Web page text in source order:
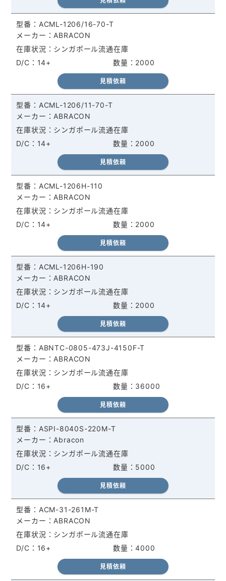
ACML-1206/16-70-T
ABRACON
2000
シンガポール流通在庫
14+
見積依頼
ACML-1206/11-70-T
ABRACON
2000
シンガポール流通在庫
14+
見積依頼
ACML-1206H-110
ABRACON
2000
シンガポール流通在庫
14+
見積依頼
ACML-1206H-190
ABRACON
2000
シンガポール流通在庫
14+
見積依頼
ABNTC-0805-473J-4150F-T
ABRACON
36000
シンガポール流通在庫
16+
見積依頼
ASPI-8040S-220M-T
Abracon
5000
シンガポール流通在庫
16+
見積依頼
ACM-31-261M-T
ABRACON
4000
シンガポール流通在庫
16+
見積依頼